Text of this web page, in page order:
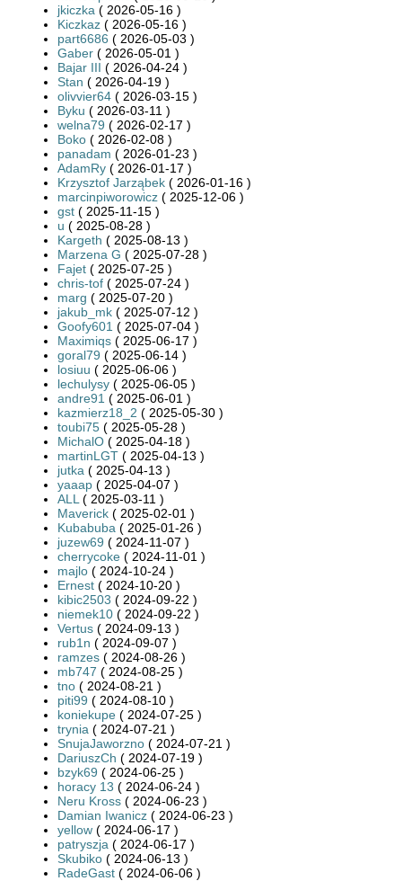
jkiczka ( 2026-05-16 )
Kiczkaz ( 2026-05-16 )
part6686 ( 2026-05-03 )
Gaber ( 2026-05-01 )
Bajar III ( 2026-04-24 )
Stan ( 2026-04-19 )
olivvier64 ( 2026-03-15 )
Byku ( 2026-03-11 )
welna79 ( 2026-02-17 )
Boko ( 2026-02-08 )
panadam ( 2026-01-23 )
AdamRy ( 2026-01-17 )
Krzysztof Jarząbek ( 2026-01-16 )
marcinpiworowicz ( 2025-12-06 )
gst ( 2025-11-15 )
u ( 2025-08-28 )
Kargeth ( 2025-08-13 )
Marzena G ( 2025-07-28 )
Fajet ( 2025-07-25 )
chris-tof ( 2025-07-24 )
marg ( 2025-07-20 )
jakub_mk ( 2025-07-12 )
Goofy601 ( 2025-07-04 )
Maximiqs ( 2025-06-17 )
goral79 ( 2025-06-14 )
losiuu ( 2025-06-06 )
lechulysy ( 2025-06-05 )
andre91 ( 2025-06-01 )
kazmierz18_2 ( 2025-05-30 )
toubi75 ( 2025-05-28 )
MichalO ( 2025-04-18 )
martinLGT ( 2025-04-13 )
jutka ( 2025-04-13 )
yaaap ( 2025-04-07 )
ALL ( 2025-03-11 )
Maverick ( 2025-02-01 )
Kubabuba ( 2025-01-26 )
juzew69 ( 2024-11-07 )
cherrycoke ( 2024-11-01 )
majlo ( 2024-10-24 )
Ernest ( 2024-10-20 )
kibic2503 ( 2024-09-22 )
niemek10 ( 2024-09-22 )
Vertus ( 2024-09-13 )
rub1n ( 2024-09-07 )
ramzes ( 2024-08-26 )
mb747 ( 2024-08-25 )
tno ( 2024-08-21 )
piti99 ( 2024-08-10 )
koniekupe ( 2024-07-25 )
trynia ( 2024-07-21 )
SnujaJaworzno ( 2024-07-21 )
DariuszCh ( 2024-07-19 )
bzyk69 ( 2024-06-25 )
horacy 13 ( 2024-06-24 )
Neru Kross ( 2024-06-23 )
Damian Iwanicz ( 2024-06-23 )
yellow ( 2024-06-17 )
patryszja ( 2024-06-17 )
Skubiko ( 2024-06-13 )
RadeGast ( 2024-06-06 )